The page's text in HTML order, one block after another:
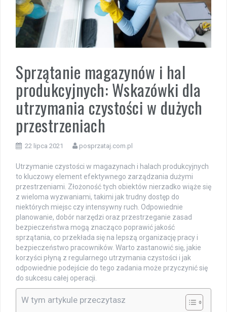
Sprzątanie magazynów i hal
produkcyjnych: Wskazówki dla
utrzymania czystości w dużych
przestrzeniach
22 lipca 2021 posprzataj.com.pl
Utrzymanie czystości w magazynach i halach produkcyjnych
to kluczowy element efektywnego zarządzania dużymi
przestrzeniami. Złożoność tych obiektów nierzadko wiąże się
z wieloma wyzwaniami, takimi jak trudny dostęp do
niektórych miejsc czy intensywny ruch. Odpowiednie
planowanie, dobór narzędzi oraz przestrzeganie zasad
bezpieczeństwa mogą znacząco poprawić jakość
sprzątania, co przekłada się na lepszą organizację pracy i
bezpieczeństwo pracowników. Warto zastanowić się, jakie
korzyści płyną z regularnego utrzymania czystości i jak
odpowiednie podejście do tego zadania może przyczynić się
do sukcesu całej operacji.
W tym artykule przeczytasz